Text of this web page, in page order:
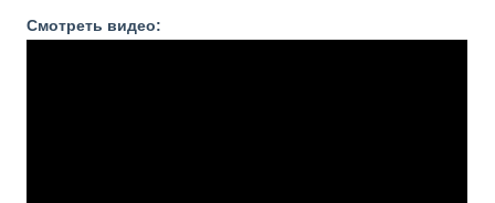
Смотреть видео: